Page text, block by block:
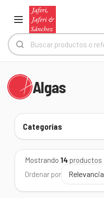
Algas
Categorías
Mostrando 14 productos
Ordenar por
Relevancia